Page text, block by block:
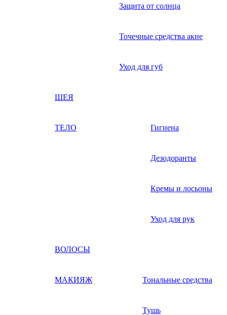
Защита от солнца
Точечные средства акне
Уход для губ
ШЕЯ
ТЕЛО Гигиена
Дезодоранты
Кремы и лосьоны
Уход для рук
ВОЛОСЫ
МАКИЯЖ Тональные средства
Тушь